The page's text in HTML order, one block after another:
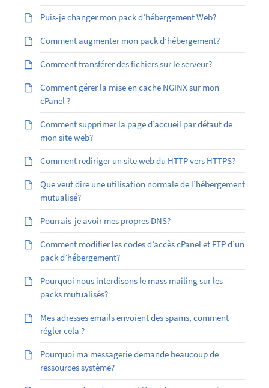
Puis-je changer mon pack d’hébergement Web?
Comment augmenter mon pack d’hébergement?
Comment transférer des fichiers sur le serveur?
Comment gérer la mise en cache NGINX sur mon
cPanel ?
Comment supprimer la page d’accueil par défaut de
mon site web?
Comment rediriger un site web du HTTP vers HTTPS?
Que veut dire une utilisation normale de l’hébergement
mutualisé?
Pourrais-je avoir mes propres DNS?
Comment modifier les codes d’accès cPanel et FTP d’un
pack d’hébergement?
Pourquoi nous interdisons le mass mailing sur les
packs mutualisés?
Mes adresses emails envoient des spams, comment
régler cela ?
Pourquoi ma messagerie demande beaucoup de
ressources système?